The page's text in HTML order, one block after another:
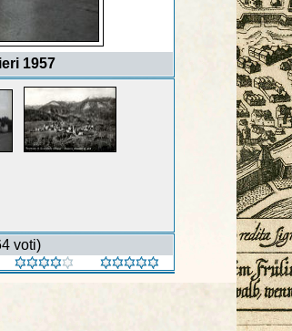
1957
voti)